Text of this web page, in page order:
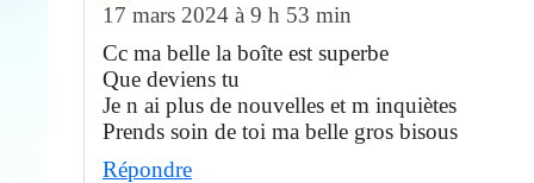
17 mars 2024 à 9 h 53 min
Cc ma belle la boîte est superbe
Que deviens tu
Je n ai plus de nouvelles et m inquiètes
Prends soin de toi ma belle gros bisous
Répondre